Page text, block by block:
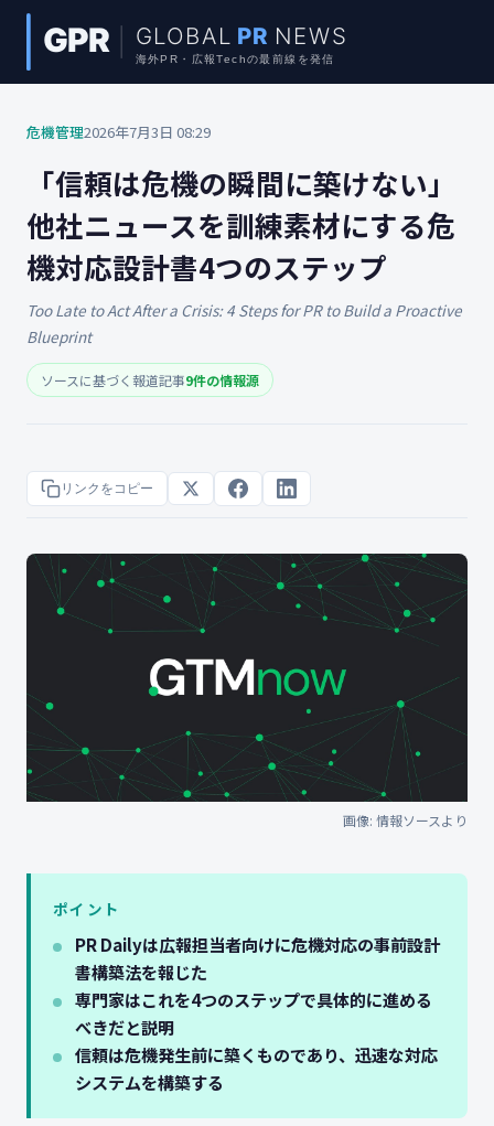
危機管理2026年7月3日 08:29
「信頼は危機の瞬間に築けない」
他社ニュースを訓練素材にする危
機対応設計書4つのステップ
Too Late to Act After a Crisis: 4 Steps for PR to Build a Proactive
Blueprint
ソースに基づく報道記事9件の情報源
リンクをコピー
画像: 情報ソースより
ポイント
PR Dailyは広報担当者向けに危機対応の事前設計
書構築法を報じた
専門家はこれを4つのステップで具体的に進める
べきだと説明
信頼は危機発生前に築くものであり、迅速な対応
システムを構築する